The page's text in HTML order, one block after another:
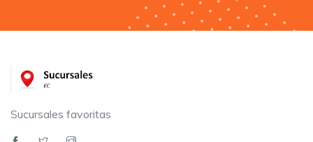
Sucursales favoritas